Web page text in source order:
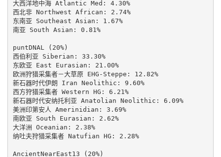
大西洋地中海 Atlantic Med: 4.30%
西北非 Northwest African: 2.74%
东南亚 Southeast Asian: 1.67%
南亚 South Asian: 0.81%
puntDNAL (20%)
西伯利亚 Siberian: 33.30%
东欧亚 East Eurasian: 21.00%
欧洲狩猎采集者－大草原 EHG-Steppe: 12.82%
新石器时代伊朗 Iran Neolithic: 9.60%
西方狩猎采集者 Western HG: 6.21%
新石器时代安纳托利亚 Anatolian Neolithic: 6.09%
美洲印第安人 Amerinidian: 3.69%
南欧亚 South Eurasian: 2.62%
大洋洲 Oceanian: 2.38%
纳吐夫狩猎采集者 Natufian HG: 2.28%
AncientNearEast13 (20%)